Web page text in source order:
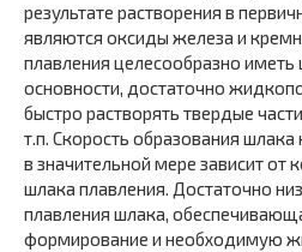
результате растворения в
являются оксиды железа и
плавления целесообразно
основности, достаточно
быстро растворять твердые
т.п. Скорость образования
в значительной мере зависит от
шлака плавления. Достаточно
плавления шлака,
формирование и необходимую